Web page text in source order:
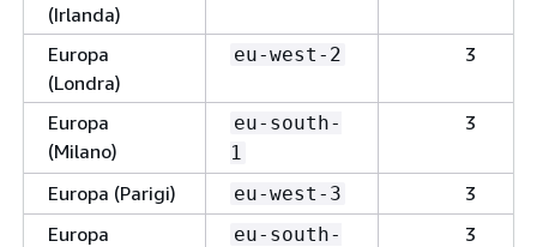
(Irlanda)
Europa
(Londra)
eu-west-2 3
Europa
(Milano)
eu-south-
1
3
Europa (Parigi) eu-west-3
3
Europa
eu-south-
3